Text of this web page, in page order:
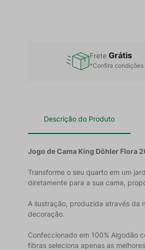
Frete Grátis
*Confira condições
Descrição do Produto
Jogo de Cama King Döhler Flora
Transforme o seu quarto em um
diretamente para a sua cama,
A ilustração, produzida através da
decoração.
Confeccionado em 100% Algodão
fibras seleciona apenas as